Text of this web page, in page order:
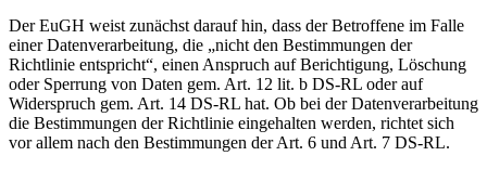
Der EuGH weist zunächst darauf hin, dass der Betroffene im Falle
einer Datenverarbeitung, die „nicht den Bestimmungen der
Richtlinie entspricht“, einen Anspruch auf Berichtigung, Löschung
oder Sperrung von Daten gem. Art. 12 lit. b DS-RL oder auf
Widerspruch gem. Art. 14 DS-RL hat. Ob bei der Datenverarbeitung
die Bestimmungen der Richtlinie eingehalten werden, richtet sich
vor allem nach den Bestimmungen der Art. 6 und Art. 7 DS-RL.